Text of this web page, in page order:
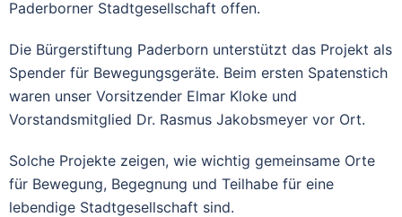
Paderborner Stadtgesellschaft offen.
Die Bürgerstiftung Paderborn unterstützt das Projekt als
Spender für Bewegungsgeräte. Beim ersten Spatenstich
waren unser Vorsitzender Elmar Kloke und
Vorstandsmitglied Dr. Rasmus Jakobsmeyer vor Ort.
Solche Projekte zeigen, wie wichtig gemeinsame Orte
für Bewegung, Begegnung und Teilhabe für eine
lebendige Stadtgesellschaft sind.